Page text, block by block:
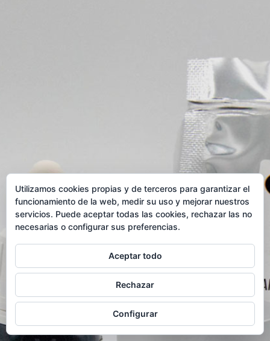
DERIVADOS DE
PEPITA DE LA UVA
Utilizamos cookies propias y de terceros para garantizar el
funcionamiento de la web, medir su uso y mejorar nuestros
servicios. Puede aceptar todas las cookies, rechazar las no
necesarias o configurar sus preferencias.
Aceptar todo
Rechazar
Configurar